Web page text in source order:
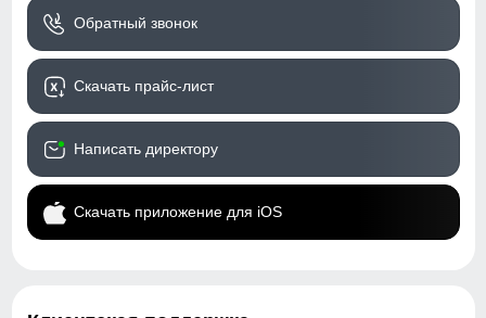
Обратный звонок
Скачать прайс-лист
Написать директору
Скачать приложение для iOS